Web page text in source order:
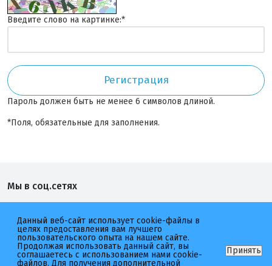
Введите слово на картинке:*
Пароль должен быть не менее 6 символов длиной.
*Поля, обязательные для заполнения.
Мы в соц.сетях
2026 © Котлетарь
Данный веб-сайт использует cookie-файлы в
целях предоставления вам лучшего
пользовательского опыта на нашем сайте.
Продолжая использовать данный сайт, вы
соглашаетесь с использованием нами cookie-
файлов. Для получения дополнительной
Принять